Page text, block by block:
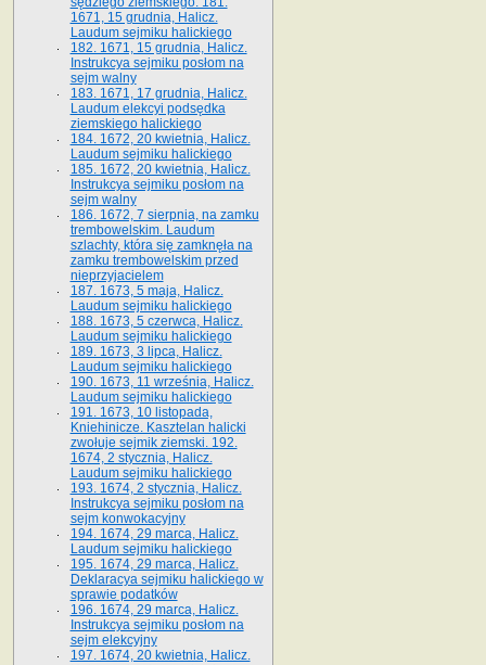
1671, 15 grudnia, Halicz.
Laudum sejmiku halickiego
182. 1671, 15 grudnia, Halicz.
Instrukcya sejmiku posłom na
sejm walny
183. 1671, 17 grudnia, Halicz.
Laudum elekcyi podsędka
ziemskiego halickiego
184. 1672, 20 kwietnia, Halicz.
Laudum sejmiku halickiego
185. 1672, 20 kwietnia, Halicz.
Instrukcya sejmiku posłom na
sejm walny
186. 1672, 7 sierpnia, na zamku
trembowelskim. Laudum
szlachty, która się zamknęła na
zamku trembowelskim przed
nieprzyjacielem
187. 1673, 5 maja, Halicz.
Laudum sejmiku halickiego
188. 1673, 5 czerwca, Halicz.
Laudum sejmiku halickiego
189. 1673, 3 lipca, Halicz.
Laudum sejmiku halickiego
190. 1673, 11 września, Halicz.
Laudum sejmiku halickiego
191. 1673, 10 listopada,
Kniehinicze. Kasztelan halicki
zwołuje sejmik ziemski. 192.
1674, 2 stycznia, Halicz.
Laudum sejmiku halickiego
193. 1674, 2 stycznia, Halicz.
Instrukcya sejmiku posłom na
sejm konwokacyjny
194. 1674, 29 marca, Halicz.
Laudum sejmiku halickiego
195. 1674, 29 marca, Halicz.
Deklaracya sejmiku halickiego w
sprawie podatków
196. 1674, 29 marca, Halicz.
Instrukcya sejmiku posłom na
sejm elekcyjny
197. 1674, 20 kwietnia, Halicz.